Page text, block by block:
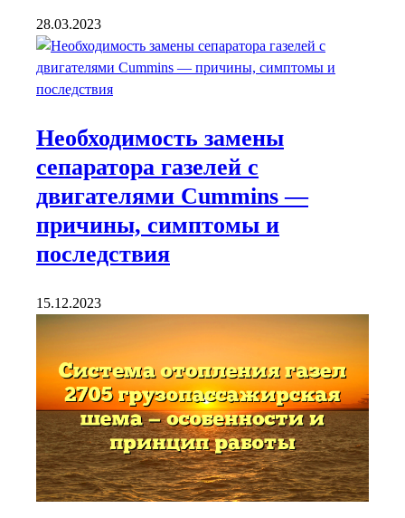
28.03.2023
Необходимость замены
сепаратора газелей с
двигателями Cummins —
причины, симптомы и
последствия
15.12.2023